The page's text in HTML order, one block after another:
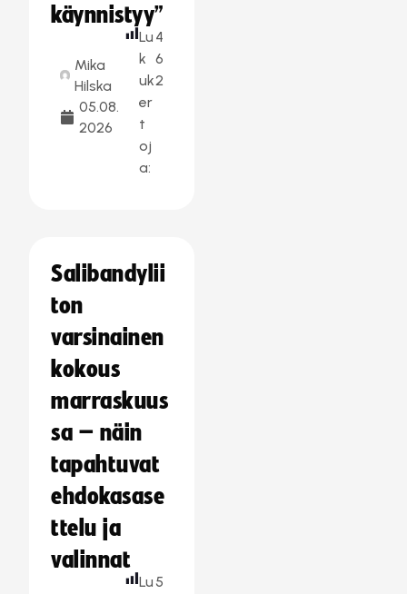
käynnistyy”
Mika
Hilska
05.08.
2026
Lu
k
uk
er
t
oj
a:
4
6
2
Salibandylii
ton
varsinainen
kokous
marraskuus
sa – näin
tapahtuvat
ehdokasase
ttelu ja
valinnat
Lu 5